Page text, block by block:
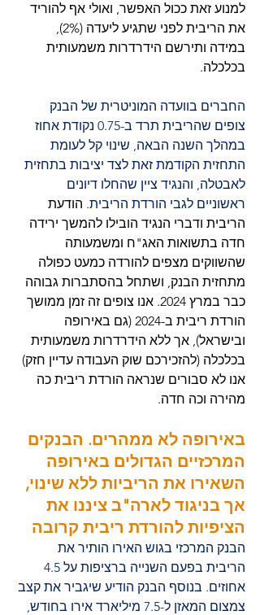
למנוע זאת ככול האפשר, ואולי אף להוריד
את הריבית לפני שתגיע ליעדה (2%),
במידה ותירשם הידרדרות משמעותית
בכלכלה.
החברים בוועדה המוניטרית של הבנק
צופים שהריבית תרד ב-0.75 נקודת אחוז
במהלך השנה הבאה, שינוי קל לעומת
התחזית הקודמת זאת לצד יציבות בתחזית
לאבטלה, והנגיד ציין שהחלו דיונים
ראשוניים לגבי הורדת הריבית. הודעת
הריבית ודברי הנגיד הובילו להמשך ירידה
חדה בתשואות האג"ח ומשמעותה
שהשווקים מצפים להורדה כמעט כפולה
מתחזית הבנק, ושתחל בהסתברות גבוהה
כבר במרץ 2024. אנו צופים זה זמן ממושך
הורדת ריבית ב-2024 (גם באירופה
ובישראל), אך ללא הידרדרות משמעותית
בכלכלה (להזכירכם שוק העבודה עדיין חזק)
אנו לא סבורים שנראה הורדת ריבית כה
מהירה וכה חדה.
באירופה לא ממהרים. הבנקים
המרכזיים הגדולים באירופה
השאירו את הריביות ללא שינוי,
אך בניגוד לארה"ב ציננו את
הציפיות להורדת ריבית קרובה
הבנק המרכזי בגוש האירו הותיר את
אחוזים. בנוסף הבנק הודיע שיגביר את קצב
צמצום המאזן ל-7.5 מיליארד אירו בחודש,